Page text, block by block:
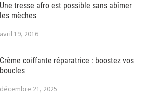
Une tresse afro est possible sans abîmer
les mèches
avril 19, 2016
Crème coiffante réparatrice : boostez vos
boucles
décembre 21, 2025